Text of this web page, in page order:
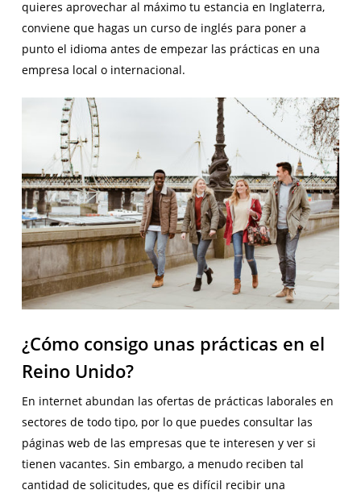
quieres aprovechar al máximo tu estancia en Inglaterra,
conviene que hagas un curso de inglés para poner a
punto el idioma antes de empezar las prácticas en una
empresa local o internacional.
¿Cómo consigo unas prácticas en el
Reino Unido?
En internet abundan las ofertas de prácticas laborales en
sectores de todo tipo, por lo que puedes consultar las
páginas web de las empresas que te interesen y ver si
tienen vacantes. Sin embargo, a menudo reciben tal
cantidad de solicitudes, que es difícil recibir una